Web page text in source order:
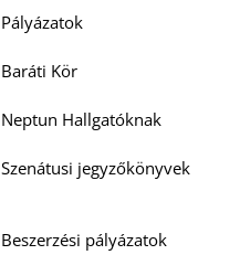
Pályázatok
Baráti Kör
Neptun Hallgatóknak
Szenátusi jegyzőkönyvek
Beszerzési pályázatok